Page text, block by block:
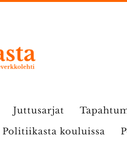
Juttusarjat
Politiikasta kouluissa